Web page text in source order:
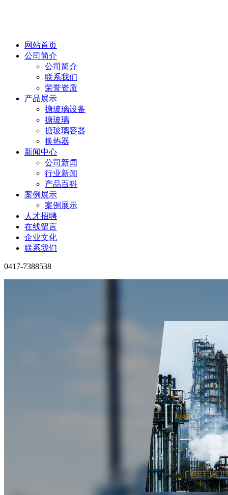
网站首页
公司简介
公司简介
联系我们
荣誉资质
产品展示
搪玻璃设备
搪玻璃
搪玻璃容器
换热器
新闻中心
公司新闻
行业新闻
产品百科
案例展示
案例展示
人才招聘
在线留言
企业文化
联系我们
0417-7388538